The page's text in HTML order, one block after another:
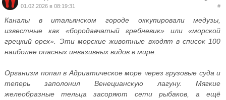
01.02.2026 в 08:19:31
#
Каналы в итальянском городе оккупировали медузы,
известные как «бородавчатый гребневик» или «морской
грецкий орех». Эти морские животные входят в список 100
наиболее опасных инвазивных видов в мире.
Организм попал в Адриатическое море через грузовые суда и
теперь заполонил Венецианскую лагуну. Мягкие
желеобразные тельца засоряют сети рыбаков, а ещё